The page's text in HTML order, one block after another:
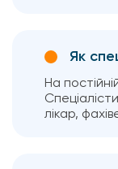
Як
На
лікар,